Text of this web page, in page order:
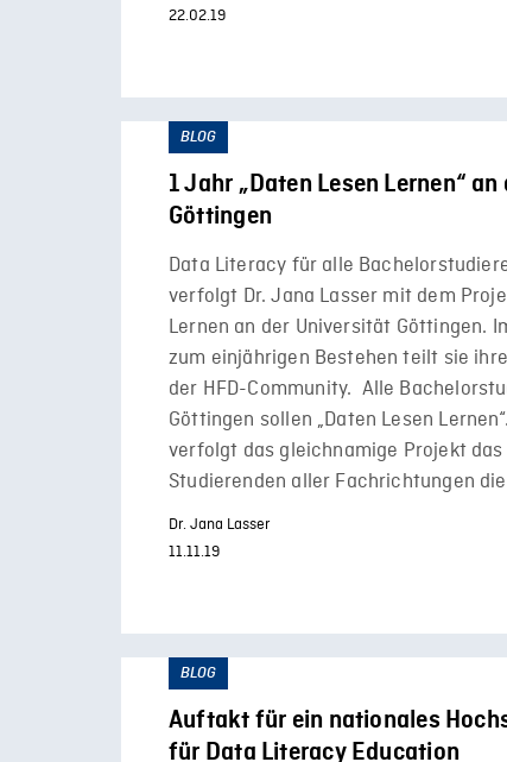
22.02.19
BLOG
1 Jahr „Daten Lesen Lernen“
Göttingen
Data Literacy für alle
verfolgt Dr. Jana Lasser mit dem
Lernen an der Universität Göttingen.
zum einjährigen Bestehen teilt sie
der HFD-Community. Alle
Göttingen sollen „Daten Lesen
verfolgt das gleichnamige Projekt das
Studierenden aller Fachrichtungen
Dr. Jana Lasser
11.11.19
BLOG
Auftakt für ein nationales
für Data Literacy Education